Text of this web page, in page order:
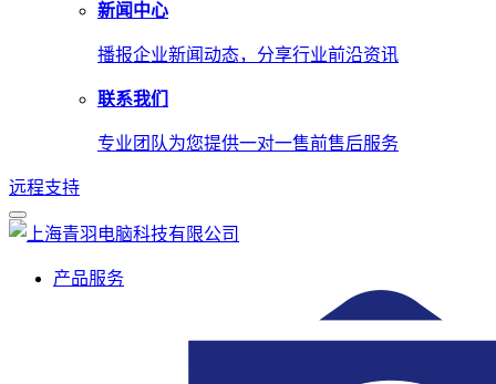
新闻中心
播报企业新闻动态，分享行业前沿资讯
联系我们
专业团队为您提供一对一售前售后服务
远程支持
产品服务